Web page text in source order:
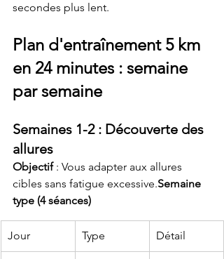
secondes plus lent.
Plan d'entraînement 5 km
en 24 minutes : semaine
par semaine
Semaines 1-2 : Découverte des
allures
Objectif : Vous adapter aux allures
cibles sans fatigue excessive.Semaine
type (4 séances)
Jour Type Détail